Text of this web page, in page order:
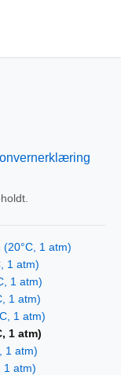
1 atm)
1 atm)
1 atm)
1 atm)
1 atm)
1 atm)
1 atm)
1 atm)